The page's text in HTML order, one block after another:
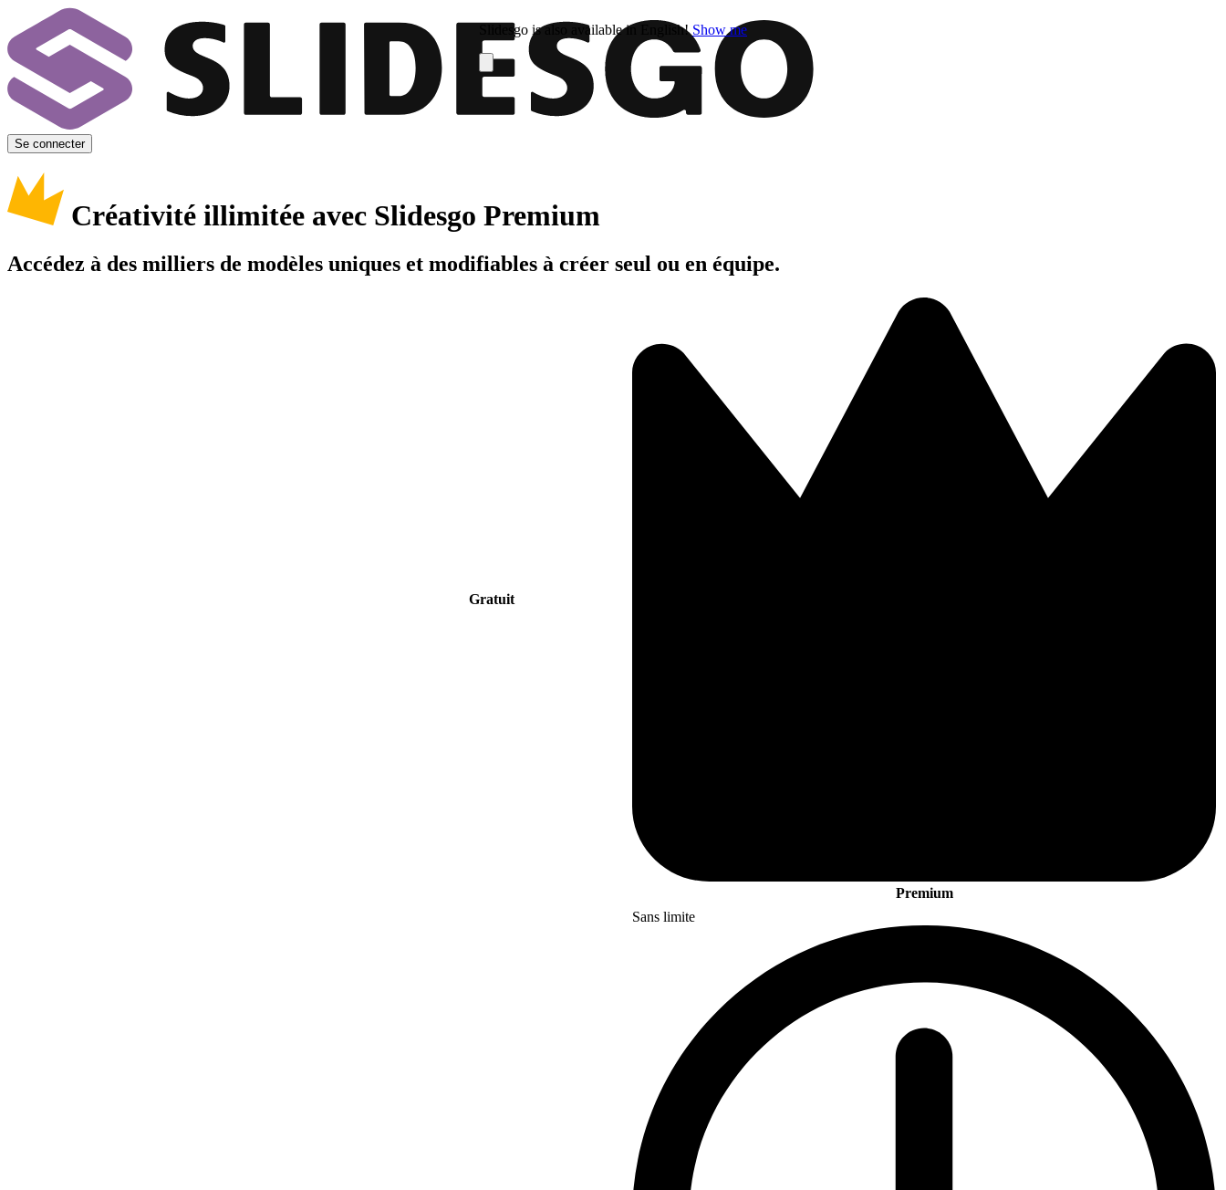
Slidesgo is also available in English! Show me
Se connecter
Créativité illimitée avec Slidesgo Premium
Accédez à des milliers de modèles uniques et modifiables à créer seul ou en équipe.
Gratuit
Premium
Sans limite